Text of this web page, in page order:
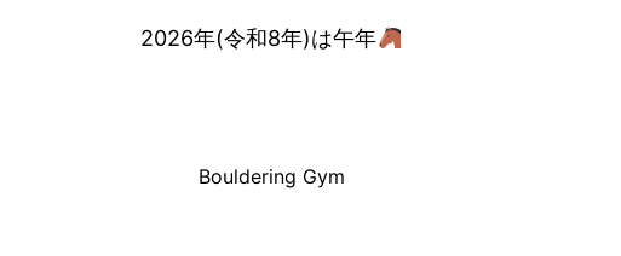
2026年(令和8年)は午年
Bouldering Gym